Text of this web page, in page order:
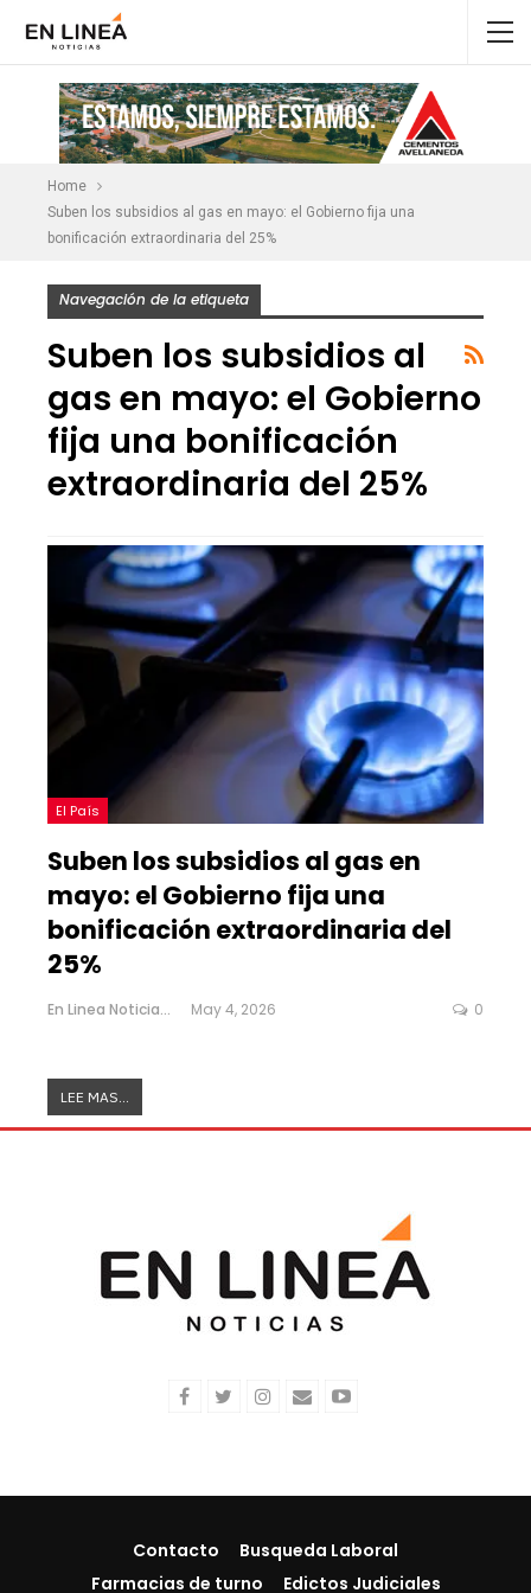
Home
Suben los subsidios al gas en mayo: el Gobierno fija una
bonificación extraordinaria del 25%
Navegación de la etiqueta
Suben los subsidios al
gas en mayo: el Gobierno
fija una bonificación
extraordinaria del 25%
El País
Suben los subsidios al gas en
mayo: el Gobierno fija una
bonificación extraordinaria del
25%
En Linea Noticias May 4, 2026 0
LEE MAS...
Contacto
Busqueda Laboral
Farmacias de turno
Edictos Judiciales